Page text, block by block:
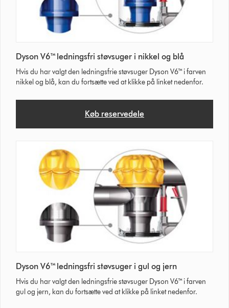
Dyson V6™ ledningsfri støvsuger i nikkel og blå
Hvis du har valgt den ledningsfrie støvsuger Dyson V6™ i farven
nikkel og blå, kan du fortsætte ved at klikke på linket nedenfor.
Køb reservedele
Dyson V6™ ledningsfri støvsuger i gul og jern
Hvis du har valgt den ledningsfrie støvsuger Dyson V6™ i farven
gul og jern, kan du fortsætte ved at klikke på linket nedenfor.